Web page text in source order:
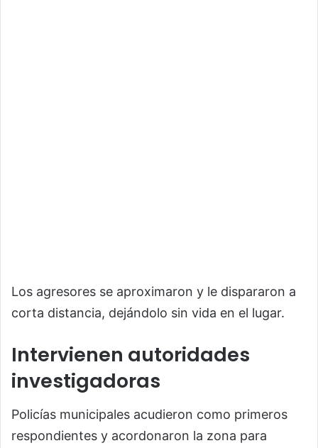
Los agresores se aproximaron y le dispararon a
corta distancia, dejándolo sin vida en el lugar.
Intervienen autoridades
investigadoras
Policías municipales acudieron como primeros
respondientes y acordonaron la zona para